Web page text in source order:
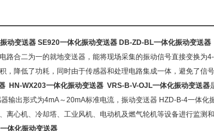
动变送器 SE920一体化振动变送器 DB-ZD-BL一体化振动变送器
路合二为一的就地变送器，能将现场采集的振动信号直接变换
，降低了功耗，同时由于传感器和处理电路集成一体，避免了信
HN-WX203一体化振动变送器 VRS-B-V-OJL一体化振动变送器
输出形式为4mA～20mA标准电流，振动变送器 HZD-B-4一体
离心机、冷却塔、工业风机、电动机及燃气轮机等设备进行监测
体化振动变送器